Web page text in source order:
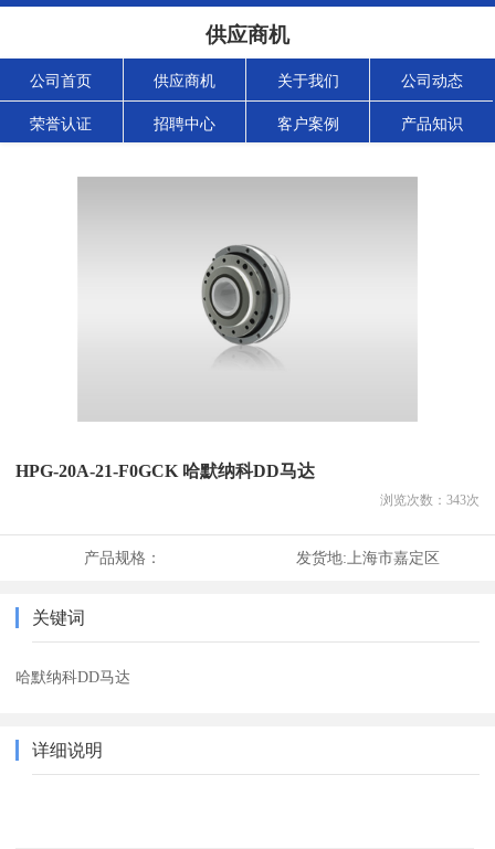
供应商机
公司首页 供应商机 关于我们 公司动态
荣誉认证 招聘中心 客户案例 产品知识
HPG-20A-21-F0GCK 哈默纳科DD马达
浏览次数： 343次
产品规格： 发货地: 上海市嘉定区
关键词
哈默纳科DD马达
详细说明